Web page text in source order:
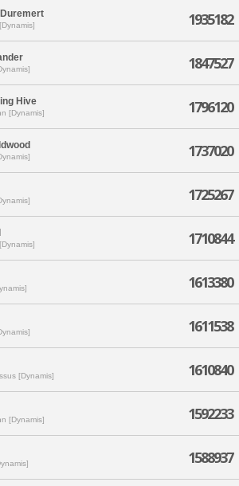
1935182
1847527
Hive
[Dynamis] 1796120
1737020
1725267
1710844
1613380
1611538
[Dynamis] 1610840
[Dynamis] 1592233
1588937